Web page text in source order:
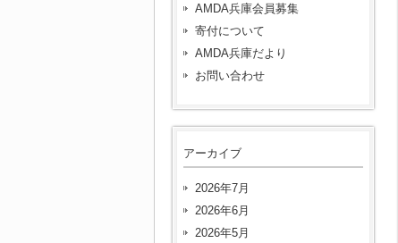
AMDA兵庫会員募集
寄付について
AMDA兵庫だより
お問い合わせ
アーカイブ
2026年7月
2026年6月
2026年5月